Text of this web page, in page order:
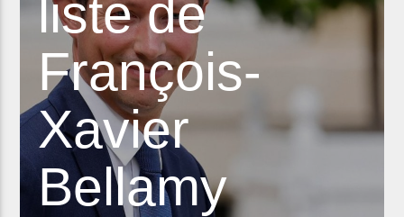
liste de
François-
Xavier
Bellamy